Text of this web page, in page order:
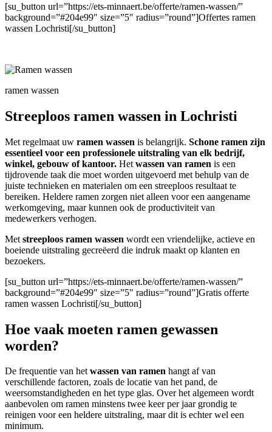
[su_button url=”https://ets-minnaert.be/offerte/ramen-wassen/”
background=”#204e99″ size=”5″ radius=”round”]Offertes ramen
wassen Lochristi[/su_button]
ramen wassen
Streeploos ramen wassen in Lochristi
Met regelmaat uw ramen wassen is belangrijk. Schone ramen zijn
essentieel voor een professionele uitstraling van elk bedrijf,
winkel, gebouw of kantoor. Het wassen van ramen is een
tijdrovende taak die moet worden uitgevoerd met behulp van de
juiste technieken en materialen om een streeploos resultaat te
bereiken. Heldere ramen zorgen niet alleen voor een aangename
werkomgeving, maar kunnen ook de productiviteit van
medewerkers verhogen.
Met streeploos ramen wassen wordt een vriendelijke, actieve en
boeiende uitstraling gecreëerd die indruk maakt op klanten en
bezoekers.
[su_button url=”https://ets-minnaert.be/offerte/ramen-wassen/”
background=”#204e99″ size=”5″ radius=”round”]Gratis offerte
ramen wassen Lochristi[/su_button]
Hoe vaak moeten ramen gewassen
worden?
De frequentie van hetwassen van ramen hangt af van
verschillende factoren, zoals de locatie van het pand, de
weersomstandigheden en het type glas. Over het algemeen wordt
aanbevolen om ramen minstens twee keer per jaar grondig te
reinigen voor een heldere uitstraling, maar dit is echter wel een
minimum.